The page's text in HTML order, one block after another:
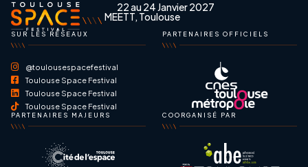
22 au 24 Janvier 2027
MEETT, Toulouse
SUR LES RÉSEAUX
@toulousespacefestival
Toulouse Space Festival
Toulouse Space Festival
Toulouse Space Festival
PARTENAIRES OFFICIELS
PARTENAIRES MAJEURS COORGANISÉ PAR